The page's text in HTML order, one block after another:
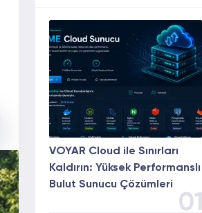
VOYAR Cloud ile Sınırları
Kaldırın: Yüksek Performanslı
Bulut Sunucu Çözümleri
01